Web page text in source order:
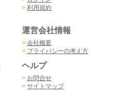
> 利用規約
運営会社情報
> 会社概要
> プライバシーの考え方
ヘルプ
> お問合せ
> サイトマップ